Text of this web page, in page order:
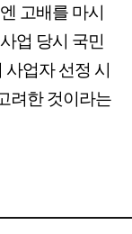
고배를 마시
업 당시 국민
업자 선정 시
려한 것이라는